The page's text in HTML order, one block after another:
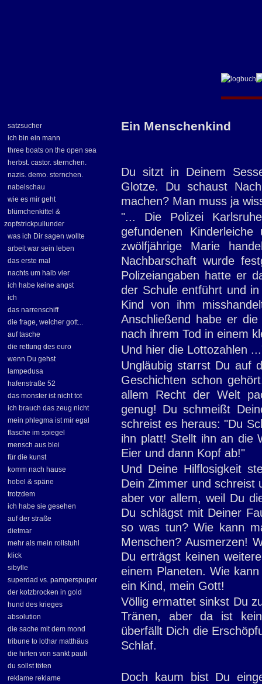
satzsucher
ich bin ein mann
three boats on the open sea
herbst. castor. sternchen.
nazis. demo. sternchen.
nabelschau
wie es mir geht
blümchenkittel &
zopfstrickpullunder
was ich Dir sagen wollte
arbeit war sein leben
das erste mal
nachts um halb vier
ich habe keine angst
ich
das narrenschiff
die frage, welcher gott...
auf tasche
die rettung des euro
wenn Du gehst
lampedusa
hafenstraße 52
das monster ist nicht tot
ich brauch das zeug nicht
mein phlegma ist mir egal
flasche im spiegel
mensch aus blei
für die kunst
komm nach hause
hobel & späne
trotzdem
ich habe sie gesehen
auf der straße
dietmar
mehr als mein rollstuhl
klick
sibylle
superdad vs. pamperspuper
der kotzbrocken in gold
hund des krieges
absolution
die sache mit dem mond
tribune to lothar matthäus
die hirten von sankt pauli
du sollst töten
reklame reklame
Ein Menschenkind
Du sitzt in Deinem
Glotze. Du schaust
machen? Man muss ja
"... Die Polizei
gefundenen
zwölfjährige Marie
Nachbarschaft wurde
Polizeiangaben hatte er
der Schule entführt und
Kind von ihm
Anschließend habe er
nach ihrem Tod in einem
Und hier die Lottozahlen
Ungläubig starrst Du auf
Geschichten schon
allem Recht der Welt
genug! Du schmeißt
schreist es heraus: "Du
ihn platt! Stellt ihn an die
Eier und dann Kopf ab!"
Und Deine Hilflosigkeit
Dein Zimmer und schreist
aber vor allem, weil Du
Du schlägst mit Deiner
so was tun? Wie kann
Menschen? Ausmerzen!
Du erträgst keinen
einem Planeten. Wie
ein Kind, mein Gott!
Völlig ermattet sinkst Du
Tränen, aber da ist
überfällt Dich die
Schlaf.
Doch kaum bist Du